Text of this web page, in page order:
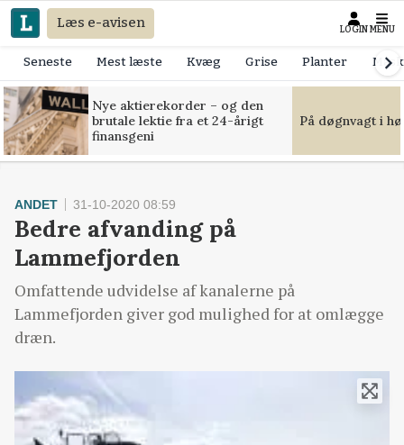
Læs e-avisen LOGIN MENU
Seneste Mest læste Kvæg Grise Planter
Nye aktierekorder – og den
brutale lektie fra et 24-årigt
finansgeni
På døgnvagt i
ANDET 31-10-2020 08:59
Bedre afvanding på
Lammefjorden
Omfattende udvidelse af kanalerne på
Lammefjorden giver god mulighed for at omlægge
dræn.